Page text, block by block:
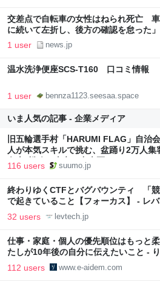
交差点で自転車の女性はねられ死亡
に続いて左折し、後方の確認を怠った
1 user news.jp
温水洗浄便座SCS-T160 口コミ情報
1 user bennza1123.seesaa.space
いま人気の記事 - 企業メディア
旧五輪選手村「HARUMI FLAG」自治
人が本気スキルで挑む、盆踊り2万人
向上”戦略 東京・中央区
116 users suumo.jp
終わりゆくCTFとバグバウンティ 「競
で起きていること【フォーカス】 - レ
32 users levtech.jp
仕事・家庭・個人の優先順位はもっと
たしが10年後の自分に伝えたいこと -
112 users www.e-aidem.com